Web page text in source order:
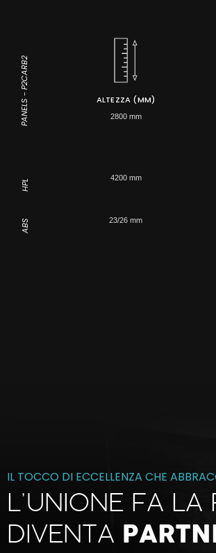
PANELS - P2CARB2 ALTEZZA (MM)
2800 mm
HPL 4200 mm
ABS 23/26 mm
IL TOCCO DI ECCELLENZA CHE
L’UNIONE FA LA
DIVENTA